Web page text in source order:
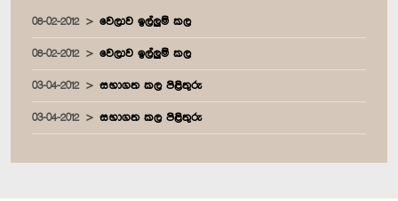
08-02-2012 වෙලාව ඉල්ලුම් කල
08-02-2012 වෙලාව ඉල්ලුම් කල
03-04-2012 සභාගත කල පිළිතුරු
03-04-2012 සභාගත කල පිළිතුරු